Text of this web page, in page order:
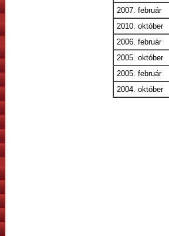
2007. február
2010. október
2006. február
2005. október
2005. február
2004. október